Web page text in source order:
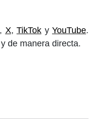
, X, TikTok y YouTube.
de manera directa.